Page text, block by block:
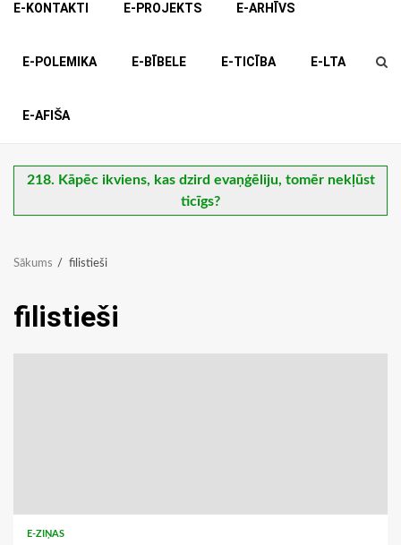
E-KONTAKTI E-PROJEKTS E-ARHĪVS
E-POLEMIKA E-BĪBELE E-TICĪBA E-LTA
E-AFIŠA
218. Kāpēc ikviens, kas dzird evaņģēliju, tomēr nekļūst
ticīgs?
Sākums filistieši
filistieši
E-ZIŅAS